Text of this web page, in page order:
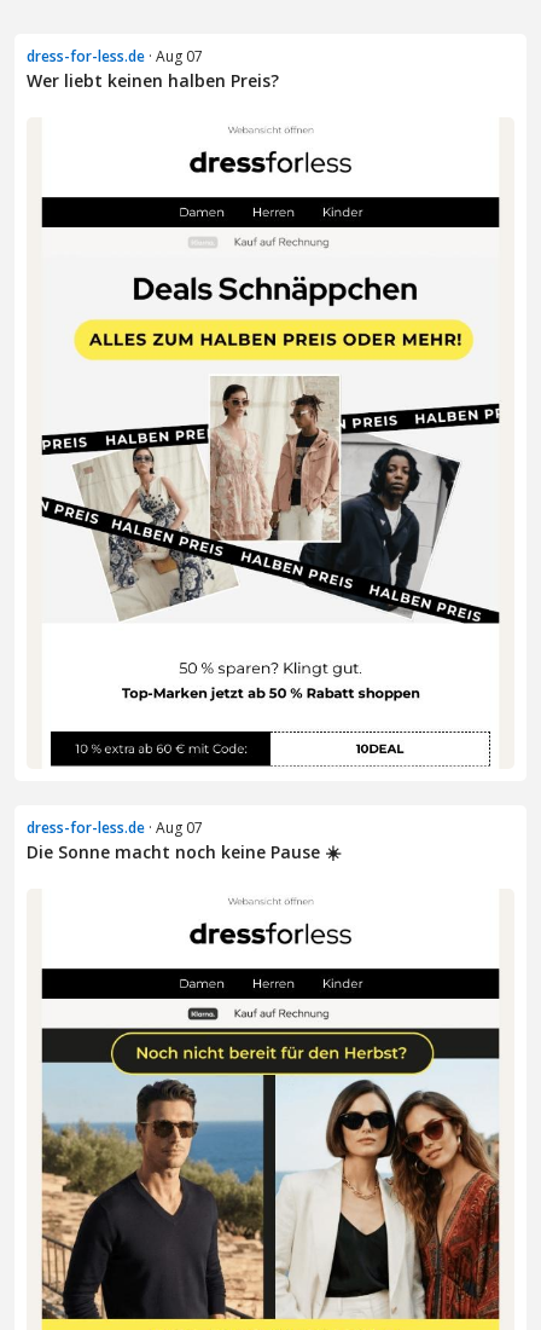
dress-for-less.de · Aug 07
Wer liebt keinen halben Preis?
dress-for-less.de · Aug 07
Die Sonne macht noch keine Pause ☀️